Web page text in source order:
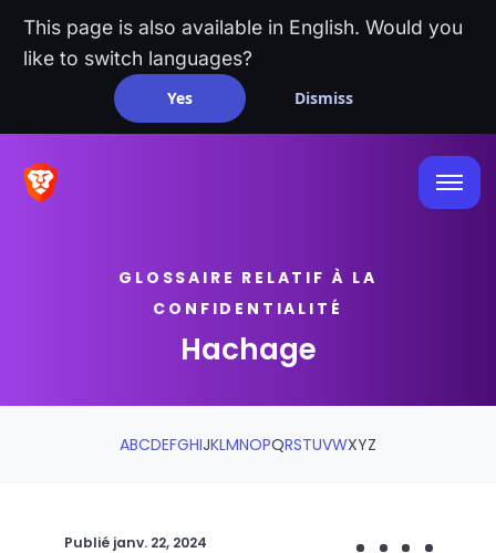
This page is also available in English. Would you
like to switch languages?
Yes Dismiss
GLOSSAIRE RELATIF À LA
CONFIDENTIALITÉ
Hachage
ABCDEFGHIJKLMNOPQRSTUVWXYZ
Publié janv. 22, 2024